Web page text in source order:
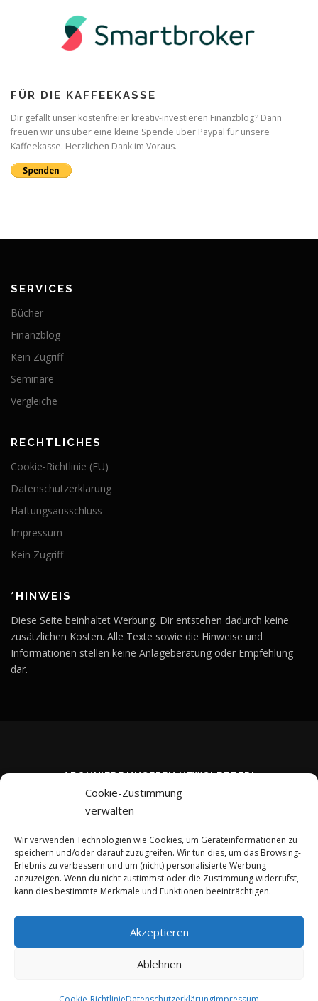
Cookie-Zustimmung
verwalten
Wir verwenden Technologien wie Cookies, um Geräteinformationen zu
speichern und/oder darauf zuzugreifen. Wir tun dies, um das Browsing-
Erlebnis zu verbessern und um (nicht) personalisierte Werbung
anzuzeigen. Wenn du nicht zustimmst oder die Zustimmung widerrufst,
kann dies bestimmte Merkmale und Funktionen beeinträchtigen.
Akzeptieren
Ablehnen
FÜR DIE KAFFEEKASSE
Dir gefällt unser kostenfreier kreativ-investieren Finanzblog? Dann
freuen wir uns über eine kleine Spende über Paypal für unsere
Kaffeekasse. Herzlichen Dank im Voraus.
SERVICES
Bücher
Finanzblog
Kein Zugriff
Seminare
Vergleiche
RECHTLICHES
Cookie-Richtlinie (EU)
Datenschutzerklärung
Haftungsausschluss
Impressum
Kein Zugriff
*HINWEIS
Diese Seite beinhaltet Werbung. Dir entstehen dadurch keine
zusätzlichen Kosten. Alle Texte sowie die Hinweise und
Informationen stellen keine Anlageberatung oder Empfehlung
dar.
ABONNIERE UNSEREN NEWSLETTER!